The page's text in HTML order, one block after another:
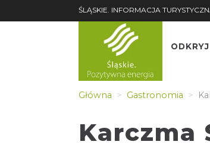
ŚLĄSKIE. INFORMACJA
ODKRYJ
Główna Gastronomia
Karczma